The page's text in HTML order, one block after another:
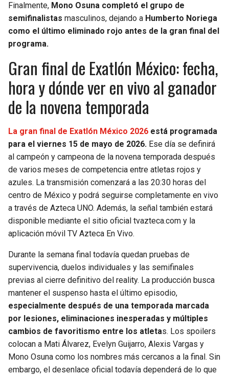
Finalmente, Mono Osuna completó el grupo de
semifinalistas masculinos, dejando a Humberto Noriega
como el último eliminado rojo antes de la gran final del
programa.
Gran final de Exatlón México: fecha,
hora y dónde ver en vivo al ganador
de la novena temporada
La gran final de Exatlón México 2026 está programada
para el viernes 15 de mayo de 2026. Ese día se definirá
al campeón y campeona de la novena temporada después
de varios meses de competencia entre atletas rojos y
azules. La transmisión comenzará a las 20:30 horas del
centro de México y podrá seguirse completamente en vivo
a través de Azteca UNO. Además, la señal también estará
disponible mediante el sitio oficial tvazteca.com y la
aplicación móvil TV Azteca En Vivo.
Durante la semana final todavía quedan pruebas de
supervivencia, duelos individuales y las semifinales
previas al cierre definitivo del reality. La producción busca
mantener el suspenso hasta el último episodio,
especialmente después de una temporada marcada
por lesiones, eliminaciones inesperadas y múltiples
cambios de favoritismo entre los atletas. Los spoilers
colocan a Mati Álvarez, Evelyn Guijarro, Alexis Vargas y
Mono Osuna como los nombres más cercanos a la final. Sin
embargo, el desenlace oficial todavía dependerá de lo que